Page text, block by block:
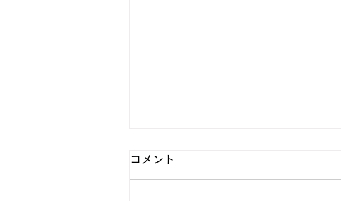
コメント